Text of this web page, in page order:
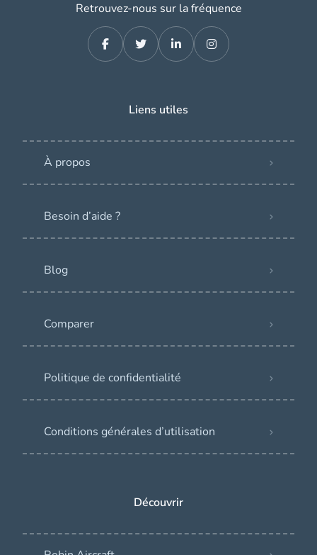
Retrouvez-nous sur la fréquence
Liens utiles
À propos
Besoin d’aide ?
Blog
Comparer
Politique de confidentialité
Conditions générales d’utilisation
Découvrir